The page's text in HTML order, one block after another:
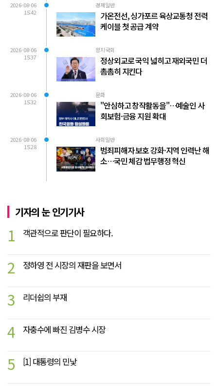
2026-08-06
15:42
경제일반
가온전선, 싱가포르 육상교통청 전력
케이블 첫 공급 계약
2026-08-06
15:37
정치국회
정상외교로 국익 넓히고 재외국민 더
촘촘히 지킨다
2026-08-06
15:32
문화
"안심하고 창작활동을"…예술인 사
회보험·금융 지원 확대
2026-08-06
15:28
사회일반
범죄피해자 보호 강화·지역 인력난 해
소…국민 체감 법무행정 혁신
기자의 눈 인기기사
1 객관적으로 판단이 필요하다.
2 정하영 전 시장의 재판을 보면서
3 리더쉽의 부재
4 자충수에 빠진 김병수 시장
5 [1] 대통령의 민낯